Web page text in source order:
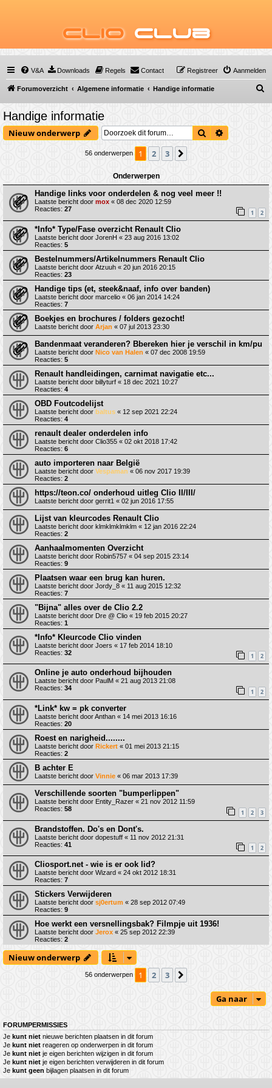
Clio Club
V&A Downloads Regels Contact Aanmelden
Registreer
Forumoverzicht Algemene informatie Handige informatie
o
Handige informatie
Nieuw onderwerp Zoek
56 onderwerpen 1 2 3
Onderwerpen
Handige links voor onderdelen & nog veel meer !!
Laatste bericht door mox « 08 dec 2020 12:59
Reacties: 27 1 2
*Info* Type/Fase overzicht Renault Clio
Laatste bericht door JorenH « 23 aug 2016 13:02
Reacties: 5
Bestelnummers/Artikelnummers Renault Clio
Laatste bericht door Atzuuh « 20 jun 2016 20:15
Reacties: 23
Handige tips (et, steek&naaf, info over banden)
Laatste bericht door marcelio « 06 jan 2014 14:24
Reacties: 7
Boekjes en brochures / folders gezocht!
Laatste bericht door Arjan « 07 jul 2013 23:30
Bandenmaat veranderen? Bbereken hier je verschil in km/pu
Laatste bericht door Nico van Halen « 07 dec 2008 19:59
Reacties: 5
Renault handleidingen, carnimat navigatie etc...
Laatste bericht door billyturf « 18 dec 2021 10:27
Reacties: 4
OBD Foutcodelijst
Laatste bericht door baltus « 12 sep 2021 22:24
Reacties: 4
renault dealer onderdelen info
Laatste bericht door Clio355 « 02 okt 2018 17:42
Reacties: 6
auto importeren naar België
Laatste bericht door Vespaman « 06 nov 2017 19:39
Reacties: 2
https://teon.co/ onderhoud uitleg Clio II/III/
Laatste bericht door gerrit1 « 02 jun 2016 17:55
Lijst van kleurcodes Renault Clio
Laatste bericht door klmklmklmklm « 12 jan 2016 22:24
Reacties: 2
Aanhaalmomenten Overzicht
Laatste bericht door Robin5757 « 04 sep 2015 23:14
Reacties: 9
Plaatsen waar een brug kan huren.
Laatste bericht door Jordy_8 « 11 aug 2015 12:32
Reacties: 7
"Bijna" alles over de Clio 2.2
Laatste bericht door Dre @ Clio « 19 feb 2015 20:27
Reacties: 1
*Info* Kleurcode Clio vinden
Laatste bericht door Joers « 17 feb 2014 18:10
Reacties: 32 1 2
Online je auto onderhoud bijhouden
Laatste bericht door PaulM « 21 aug 2013 21:08
Reacties: 34 1 2
*Link* kw = pk converter
Laatste bericht doorAnthan « 14 mei 2013 16:16
Reacties: 20
Roest en narigheid........
Laatste bericht door Rickert « 01 mei 2013 21:15
Reacties: 2
B achter E
Laatste bericht door Vinnie « 06 mar 2013 17:39
Verschillende soorten "bumperlippen"
Laatste bericht door Entity_Razer « 21 nov 2012 11:59
Reacties: 58 1 2 3
Brandstoffen. Do's en Dont's.
Laatste bericht door dopestuff « 11 nov 2012 21:31
Reacties: 41 1 2
Cliosport.net - wie is er ook lid?
Laatste bericht door Wizard « 24 okt 2012 18:31
Reacties: 7
Stickers Verwijderen
Laatste bericht door sj0ertum « 28 sep 2012 07:49
Reacties: 9
Hoe werkt een versnellingsbak? Filmpje uit 1936!
Laatste bericht door Jerox « 25 sep 2012 22:39
Reacties: 2
Nieuw onderwerp
56 onderwerpen 1 2 3
Ga naar
FORUMPERMISSIES
Je kunt niet nieuwe berichten plaatsen in dit forum
Je kunt niet reageren op onderwerpen in dit forum
Je kunt niet je eigen berichten wijzigen in dit forum
Je kunt niet je eigen berichten verwijderen in dit forum
Je kunt geen bijlagen plaatsen in dit forum